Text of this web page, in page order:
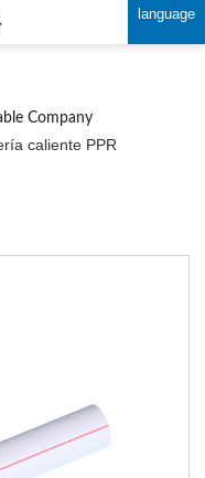
language
Company
caliente PPR